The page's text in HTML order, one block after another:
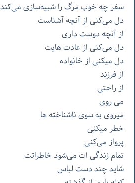
سفرچهخوبمرگراشبیه‌سازیمی‌کند
دلمی‌کنیازآنچهآشناست
ازآنچهدوستداری
دلمی‌کنیازعادتهایت
دلمیکنیازخانواده
ازفرزند
ازراحتی
میروی
میرویبهسویناشناختهها
خطرمیکنی
پروازمی‌کنی
تمامزندگیاتمی‌شودخاطراتت
شایدچنددستلباس